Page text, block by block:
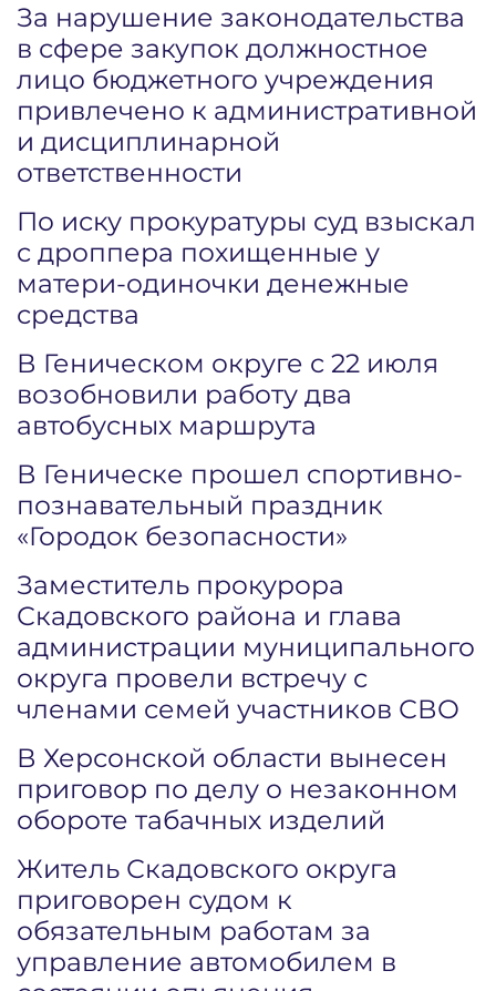
За нарушение законодательства
в сфере закупок должностное
лицо бюджетного учреждения
привлечено к административной
и дисциплинарной
ответственности
По иску прокуратуры суд взыскал
с дроппера похищенные у
матери-одиночки денежные
средства
В Геническом округе с 22 июля
возобновили работу два
автобусных маршрута
В Геническе прошел спортивно-
познавательный праздник
«Городок безопасности»
Заместитель прокурора
Скадовского района и глава
администрации муниципального
округа провели встречу с
членами семей участников СВО
В Херсонской области вынесен
приговор по делу о незаконном
обороте табачных изделий
Житель Скадовского округа
приговорен судом к
обязательным работам за
управление автомобилем в